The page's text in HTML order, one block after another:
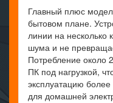
Главный плюс
бытовом плане.
линии на несколько
шума и не
Потребление около
ПК под нагрузкой,
эксплуатацию
для домашней